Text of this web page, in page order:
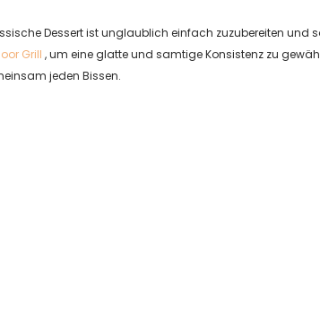
Dessert ist unglaublich einfach zuzubereiten und
Grill , um eine glatte und samtige Konsistenz zu
jeden Bissen.